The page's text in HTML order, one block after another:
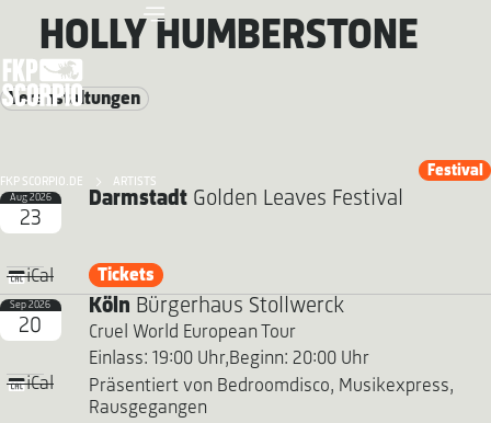
FKP SCORPIO.DE ARTISTS
HOLLY HUMBERSTONE
Veranstaltungen
Aug 2026
23
iCal
Festival
DarmstadtGolden Leaves Festival
Tickets
Sep 2026
20
iCal
Köln Bürgerhaus Stollwerck
Cruel World European Tour
Einlass: 19:00 Uhr,Beginn: 20:00 Uhr
Präsentiert von Bedroomdisco, Musikexpress,
Rausgegangen